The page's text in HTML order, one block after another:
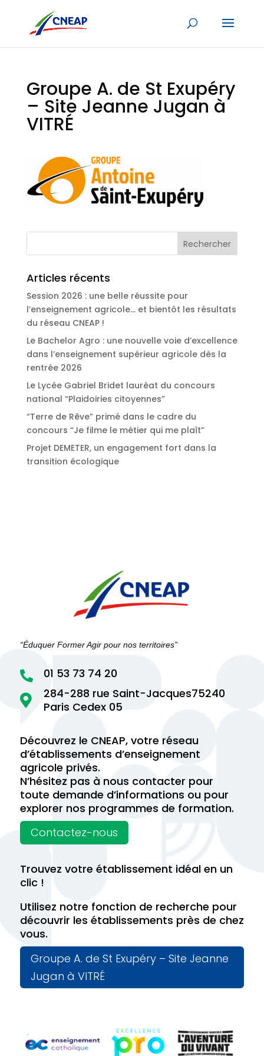
Groupe A. de St Exupéry
– Site Jeanne Jugan à
VITRÉ
Articles récents
Session 2026 : une belle réussite pour
l’enseignement agricole… et bientôt les résultats
du réseau CNEAP !
Le Bachelor Agro : une nouvelle voie d’excellence
dans l’enseignement supérieur agricole dès la
rentrée 2026
Le Lycée Gabriel Bridet lauréat du concours
national “Plaidoiries citoyennes”
“Terre de Rêve” primé dans le cadre du
concours “Je filme le métier qui me plaît”
Projet DEMETER, un engagement fort dans la
transition écologique
“Éduquer Former Agir pour nos territoires”


284-288 rue Saint-Jacques75240
Paris Cedex 05
01 53 73 74 20
Découvrez le CNEAP, votre réseau
d’établissements d’enseignement
agricole privés.
N’hésitez pas à nous contacter pour
toute demande d’informations ou pour
explorer nos programmes de formation.
Contactez-nous
Trouvez votre établissement idéal en un
clic !
Utilisez notre fonction de recherche pour
découvrir les établissements près de chez
vous.
Groupe A. de St Exupéry – Site Jeanne
Jugan à VITRÉ